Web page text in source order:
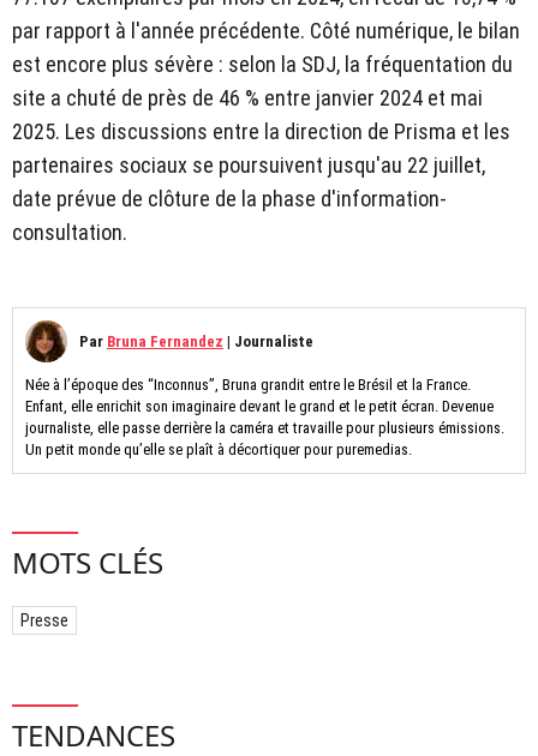
par rapport à l'année précédente. Côté numérique, le bilan
est encore plus sévère : selon la SDJ, la fréquentation du
site a chuté de près de 46 % entre janvier 2024 et mai
2025. Les discussions entre la direction de Prisma et les
partenaires sociaux se poursuivent jusqu'au 22 juillet,
date prévue de clôture de la phase d'information-
consultation.
Par Bruna Fernandez | Journaliste
Née à l’époque des “Inconnus”, Bruna grandit entre le Brésil et la France.
Enfant, elle enrichit son imaginaire devant le grand et le petit écran. Devenue
journaliste, elle passe derrière la caméra et travaille pour plusieurs émissions.
Un petit monde qu’elle se plaît à décortiquer pour puremedias.
MOTS CLÉS
Presse
TENDANCES